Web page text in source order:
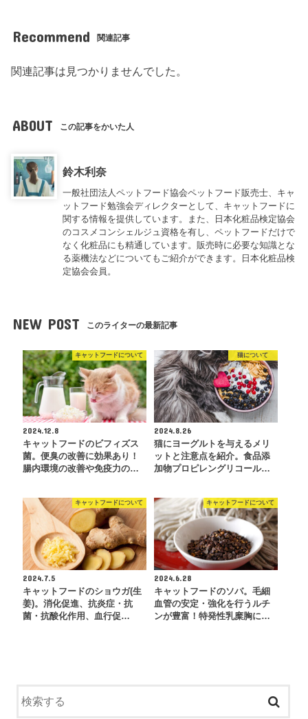
Recommend 関連記事
関連記事は見つかりませんでした。
ABOUT この記事をかいた人
鈴木利奈
一般社団法人ペットフード協会ペットフード販売士、キャ
ットフード勉強会ディレクターとして、キャットフードに
関する情報を提供しています。また、日本化粧品検定協会
のコスメコンシェルジュ資格を有し、ペットフードだけで
なく化粧品にも精通しています。販売時に必要な知識とな
る薬機法などについてもご紹介ができます。日本化粧品検
定協会会員。
NEW POST このライターの最新記事
キャットフードについて
2024.12.8
キャットフードのビフィズス
菌。便臭の改善に効果あり！
腸内環境の改善や免疫力の…
猫について
2024.8.26
猫にヨーグルトを与えるメリ
ットと注意点を紹介。食品添
加物プロピレングリコール…
キャットフードについて
2024.7.5
キャットフードのショウガ(生
姜)。消化促進、抗炎症・抗
菌・抗酸化作用、血行促…
キャットフードについて
2024.6.28
キャットフードのソバ。毛細
血管の安定・強化を行うルチ
ンが豊富！特発性乳糜胸に…